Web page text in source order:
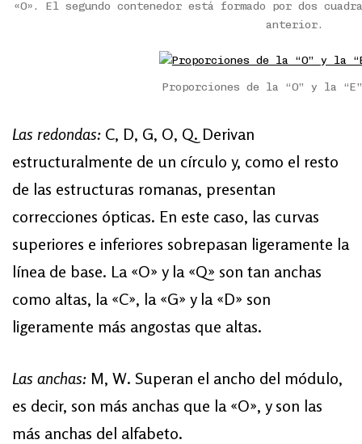
«O». El segundo contenedor está formado por dos
anterior.
Proporciones de la “O” y la
Las redondas: C, D, G, O, Q. Derivan
estructuralmente de un círculo y, como el resto
de las estructuras romanas, presentan
correcciones ópticas. En este caso, las curvas
superiores e inferiores sobrepasan ligeramente la
línea de base. La «O» y la «Q» son tan anchas
como altas, la «C», la «G» y la «D» son
ligeramente más angostas que altas.
Las anchas: M, W. Superan el ancho del módulo,
es decir, son más anchas que la «O», y son las
más anchas del alfabeto.